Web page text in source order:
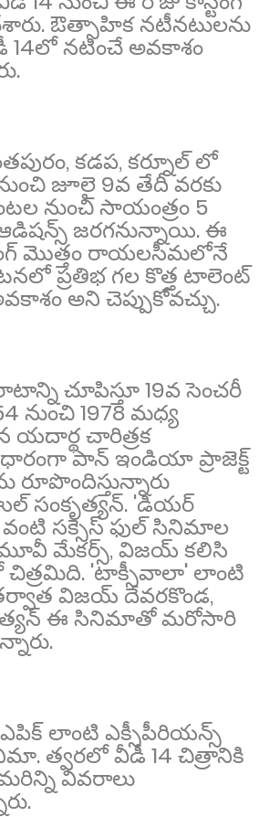
ఔత్సాహిక నటీనటులను
14లో నటించే అవకాశం
కడప, కర్నూల్ లో
జూలై 9వ తేదీ వరకు
నుంచి సాయంత్రం 5
జరగనున్నాయి. ఈ
మొత్తం రాయలసీమలోనే
ప్రతిభ గల కొత్త టాలెంట్
అని చెప్పుకోవచ్చు.
చూపిస్తూ 19వ సెంచరీ
నుంచి 1978 మధ్య
యదార్థ చారిత్రక
పాన్ ఇండియా ప్రాజెక్ట్
సంకృత్యన్. 'డియర్
వంటి సక్సెస్ ఫుల్ సినిమాల
మేకర్స్, విజయ్ కలిసి
చిత్రమిది. 'టాక్సీవాలా' లాంటి
విజయ్ దేవరకొండ,
ఈ సినిమాతో మరోసారి
ఎపిక్ లాంటి ఎక్సీపీరియన్స్
త్వరలో వీడీ 14 చిత్రానికి
వివరాలు